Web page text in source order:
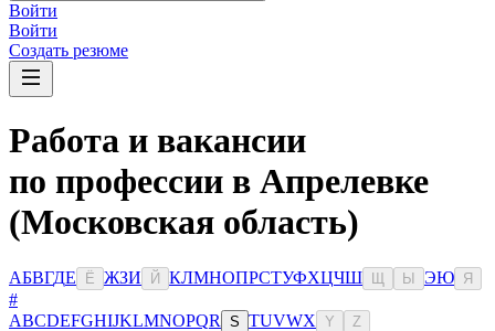
Войти
Войти
Создать резюме
Работа и вакансии
по профессии в Апрелевке
(Московская область)
АБВГДЕ Ё ЖЗИ Й КЛМНОПРСТУФХЦЧШ Ы ЭЮ Я
#
ABCDEFGHIJKLMNOPQR S TUVWX Y Z